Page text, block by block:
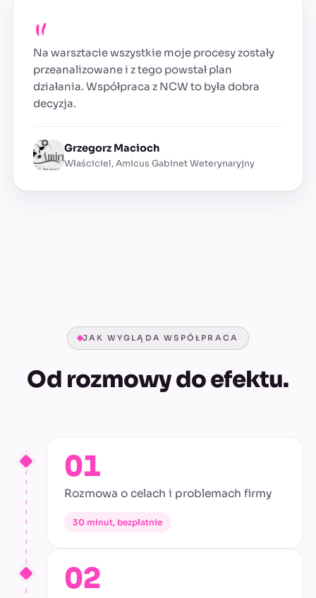
„
Na warsztacie wszystkie moje procesy zostały
przeanalizowane i z tego powstał plan
działania. Współpraca z NCW to była dobra
decyzja.
Grzegorz Macioch
Właściciel, Amicus Gabinet Weterynaryjny
JAK WYGLĄDA WSPÓŁPRACA
Od rozmowy do efektu.
01
Rozmowa o celach i problemach firmy
30 minut, bezpłatnie
02